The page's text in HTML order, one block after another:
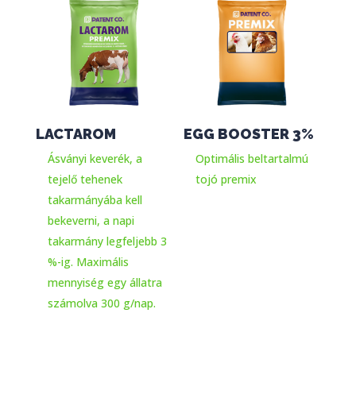
LACTAROM
Ásványi keverék, a
tejelő tehenek
takarmányába kell
bekeverni, a napi
takarmány legfeljebb 3
%-ig. Maximális
mennyiség egy állatra
számolva 300 g/nap.
EGG BOOSTER 3%
Optimális beltartalmú
tojó premix